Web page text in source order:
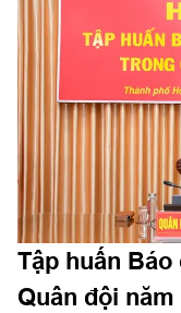
(CHQS) phường
Tập huấn
Quân đội năm